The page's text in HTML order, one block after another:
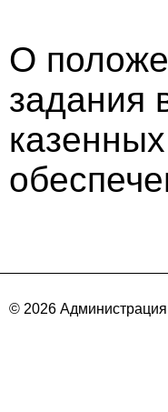
О
задания
© 2026 Администрация